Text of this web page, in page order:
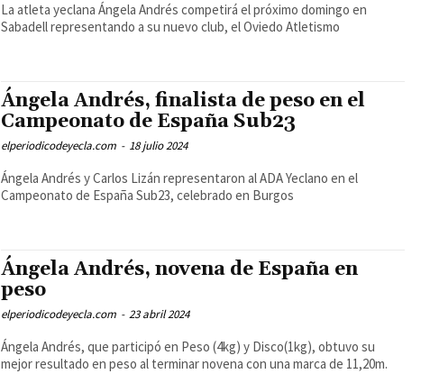
La atleta yeclana Ángela Andrés competirá el próximo domingo en
Sabadell representando a su nuevo club, el Oviedo Atletismo
Ángela Andrés, finalista de peso en el
Campeonato de España Sub23
elperiodicodeyecla.com - 18 julio 2024
Ángela Andrés y Carlos Lizán representaron al ADA Yeclano en el
Campeonato de España Sub23, celebrado en Burgos
Ángela Andrés, novena de España en
peso
elperiodicodeyecla.com - 23 abril 2024
Ángela Andrés, que participó en Peso (4kg) y Disco(1kg), obtuvo su
mejor resultado en peso al terminar novena con una marca de 11,20m.